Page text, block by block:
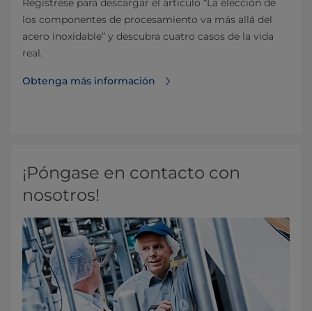
Regístrese para descargar el artículo “La elección de
los componentes de procesamiento va más allá del
acero inoxidable” y descubra cuatro casos de la vida
real.
Obtenga más información
¡Póngase en contacto con
nosotros!